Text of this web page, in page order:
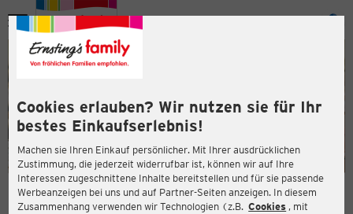
Cookies erlauben? Wir nutzen sie für Ihr
bestes Einkaufserlebnis!
Machen sie Ihren Einkauf persönlicher. Mit Ihrer ausdrücklichen
Zustimmung, die jederzeit widerrufbar ist, können wir auf Ihre
Interessen zugeschnittene Inhalte bereitstellen und für sie passende
Werbeanzeigen bei uns und auf Partner-Seiten anzeigen. In diesem
Zusammenhang verwenden wir Technologien (z.B. Cookies , mit
Menü